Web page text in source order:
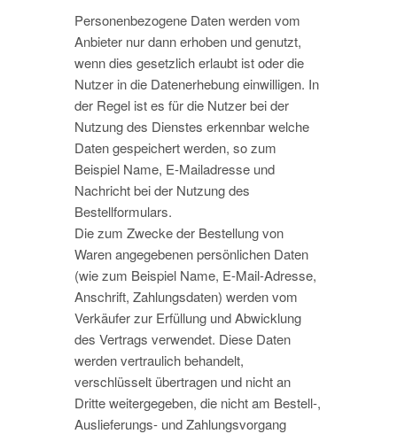
Personenbezogene Daten werden vom
Anbieter nur dann erhoben und genutzt,
wenn dies gesetzlich erlaubt ist oder die
Nutzer in die Datenerhebung einwilligen. In
der Regel ist es für die Nutzer bei der
Nutzung des Dienstes erkennbar welche
Daten gespeichert werden, so zum
Beispiel Name, E-Mailadresse und
Nachricht bei der Nutzung des
Bestellformulars.
Die zum Zwecke der Bestellung von
Waren angegebenen persönlichen Daten
(wie zum Beispiel Name, E-Mail-Adresse,
Anschrift, Zahlungsdaten) werden vom
Verkäufer zur Erfüllung und Abwicklung
des Vertrags verwendet. Diese Daten
werden vertraulich behandelt,
verschlüsselt übertragen und nicht an
Dritte weitergegeben, die nicht am Bestell-,
Auslieferungs- und Zahlungsvorgang